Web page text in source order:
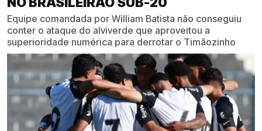
Equipe comandada por William Batista não conseguiu
conter o ataque do alviverde que aproveitou a
superioridade numérica para derrotar o Timãozinho